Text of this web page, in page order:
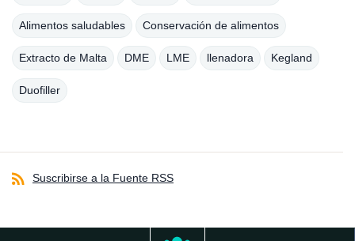
Alimentos saludables Conservación de alimentos
Extracto de Malta DME LME llenadora Kegland
Duofiller
Suscribirse a la Fuente RSS